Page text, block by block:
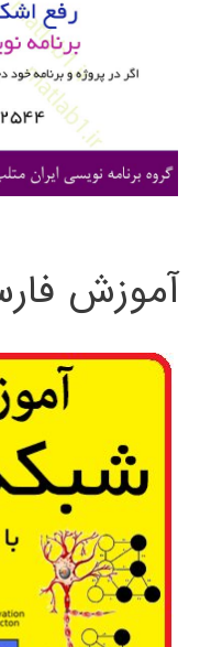
ی
آموزش